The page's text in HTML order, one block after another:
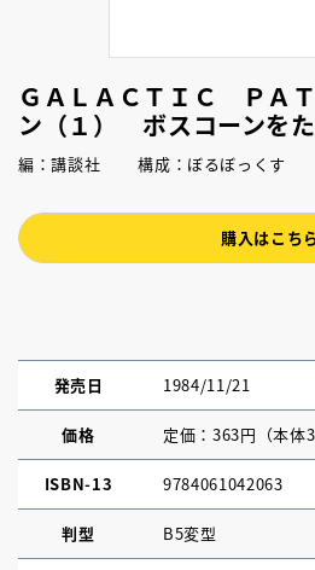
ＧＡＬＡＣＴＩＣ ＰＡ
ン（１） ボスコーンをた
編：講談社 構成：ぼるぼっくす
購入はこち
発売日 1984/11/21
価格 定価：363円（本体
ISBN-13 9784061042063
判型 B5変型